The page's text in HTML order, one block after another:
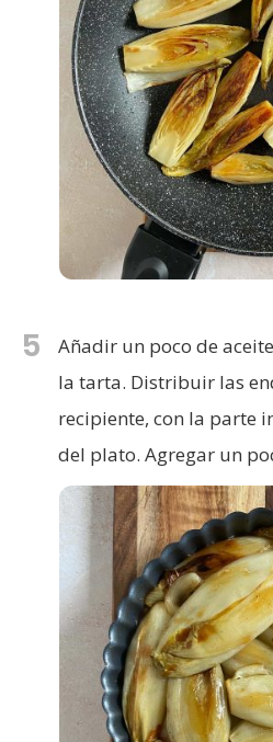
5
Añadir un poco de
la tarta. Distribuir las
recipiente, con la parte
del plato. Agregar un